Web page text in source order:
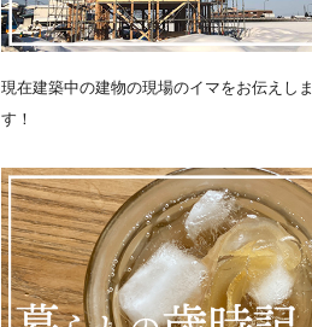
現在建築中の建物の現場のイマをお伝えしま
す！